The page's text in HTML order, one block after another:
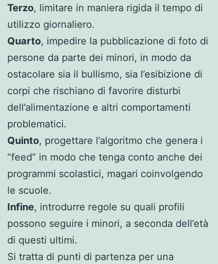
Terzo, limitare in maniera rigida il tempo di
utilizzo giornaliero.
Quarto, impedire la pubblicazione di foto di
persone da parte dei minori, in modo da
ostacolare sia il bullismo, sia l’esibizione di
corpi che rischiano di favorire disturbi
dell’alimentazione e altri comportamenti
problematici.
Quinto, progettare l’algoritmo che genera i
“feed” in modo che tenga conto anche dei
programmi scolastici, magari coinvolgendo
le scuole.
Infine, introdurre regole su quali profili
possono seguire i minori, a seconda dell’età
di questi ultimi.
Si tratta di punti di partenza per una